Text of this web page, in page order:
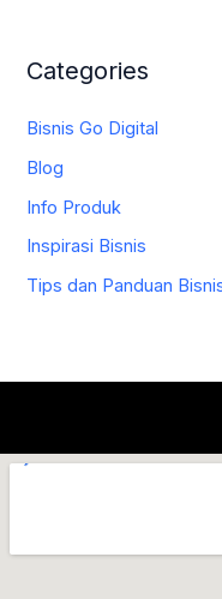
Categories
Bisnis Go Digital
Blog
Info Produk
Inspirasi Bisnis
Tips dan Panduan